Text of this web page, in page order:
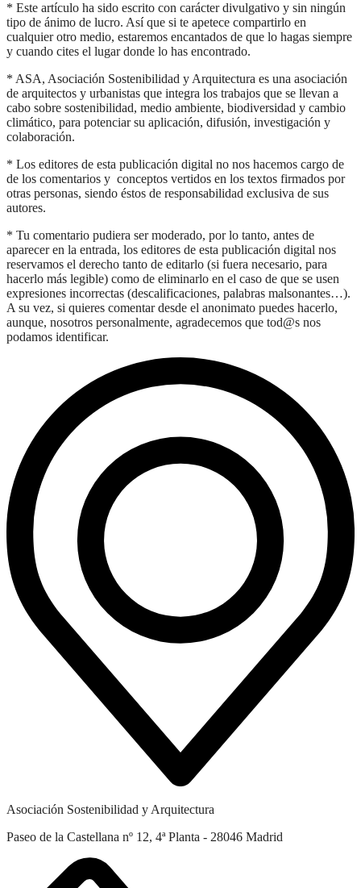
* Este artículo ha sido escrito con carácter divulgativo y sin ningún
tipo de ánimo de lucro. Así que si te apetece compartirlo en
cualquier otro medio, estaremos encantados de que lo hagas siempre
y cuando cites el lugar donde lo has encontrado.
* ASA, Asociación Sostenibilidad y Arquitectura es una asociación
de arquitectos y urbanistas que integra los trabajos que se llevan a
cabo sobre sostenibilidad, medio ambiente, biodiversidad y cambio
climático, para potenciar su aplicación, difusión, investigación y
colaboración.
* Los editores de esta publicación digital no nos hacemos cargo de
de los comentarios y conceptos vertidos en los textos firmados por
otras personas, siendo éstos de responsabilidad exclusiva de sus
autores.
* Tu comentario pudiera ser moderado, por lo tanto, antes de
aparecer en la entrada, los editores de esta publicación digital nos
reservamos el derecho tanto de editarlo (si fuera necesario, para
hacerlo más legible) como de eliminarlo en el caso de que se usen
expresiones incorrectas (descalificaciones, palabras malsonantes…).
A su vez, si quieres comentar desde el anonimato puedes hacerlo,
aunque, nosotros personalmente, agradecemos que tod@s nos
podamos identificar.
Asociación Sostenibilidad y Arquitectura
Paseo de la Castellana nº 12, 4ª Planta - 28046 Madrid